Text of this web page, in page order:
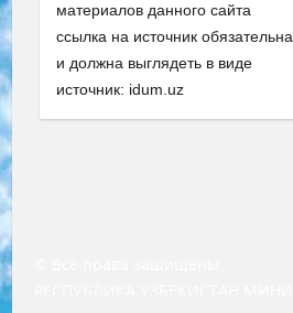
материалов данного сайта
ссылка на источник обязательна
и должна выглядеть в виде
источник: idum.uz